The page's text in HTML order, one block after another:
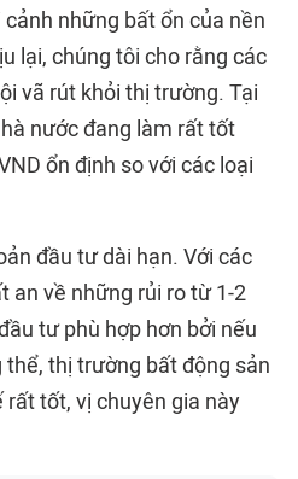
những bất ổn của nền
lại, chúng tôi cho rằng các
vã rút khỏi thị trường. Tại
nước đang làm rất tốt
ổn định so với các loại
đầu tư dài hạn. Với các
an về những rủi ro từ 1-2
tư phù hợp hơn bởi nếu
thị trường bất động sản
tốt, vị chuyên gia này